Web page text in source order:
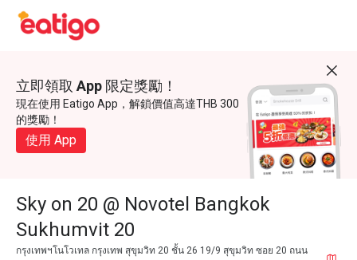
立即領取 App 限定獎勵！
現在使用 Eatigo App，解鎖價值高達THB 300
的獎勵！
使用 App
Sky on 20 @ Novotel Bangkok
Sukhumvit 20
กรุงเทพฯโนโวเทล กรุงเทพ สุขุมวิท 20 ชั้น 26 19/9 สุขุมวิท ซอย 20 ถนน